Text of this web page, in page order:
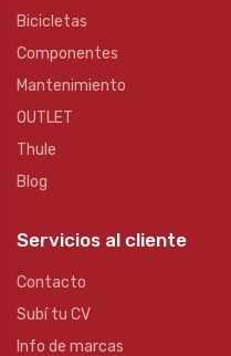
Bicicletas
Componentes
Mantenimiento
OUTLET
Thule
Blog
Servicios al cliente
Contacto
Subí tu CV
Info de marcas